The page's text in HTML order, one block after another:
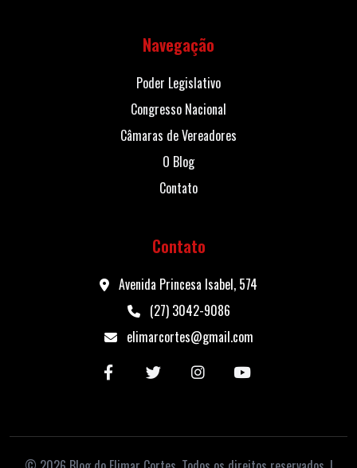
Navegação
Poder Legislativo
Congresso Nacional
Câmaras de Vereadores
O Blog
Contato
Contato
Avenida Princesa Isabel, 574
(27) 3042-9086
elimarcortes@gmail.com